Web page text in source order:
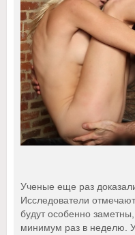
Ученые еще раз
Исследователи
будут особенно
минимум раз в неделю.